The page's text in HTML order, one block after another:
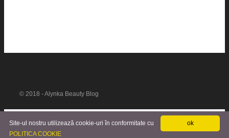
© 2018 - Alynka Beauty Blog
ok
Site-ul nostru utilizează cookie-uri în conformitate cu
POLITICA COOKIE